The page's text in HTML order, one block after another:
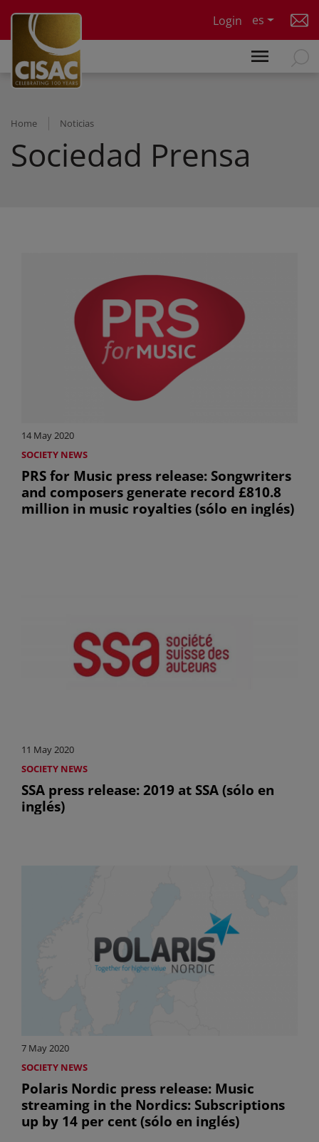
Login
es
Home Noticias
Sociedad Prensa
14 May 2020
SOCIETY NEWS
PRS for Music press release: Songwriters
and composers generate record £810.8
million in music royalties (sólo en inglés)
11 May 2020
SOCIETY NEWS
SSA press release: 2019 at SSA (sólo en
inglés)
7 May 2020
SOCIETY NEWS
Polaris Nordic press release: Music
streaming in the Nordics: Subscriptions
up by 14 per cent (sólo en inglés)